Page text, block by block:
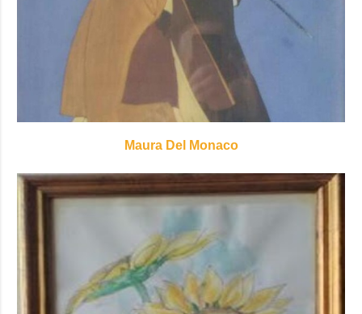
Maura Del Monaco